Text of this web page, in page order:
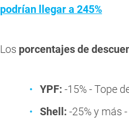
podrían llegar a 245%
Los porcentajes de
YPF: -15% - Tope
Shell: -25% y más